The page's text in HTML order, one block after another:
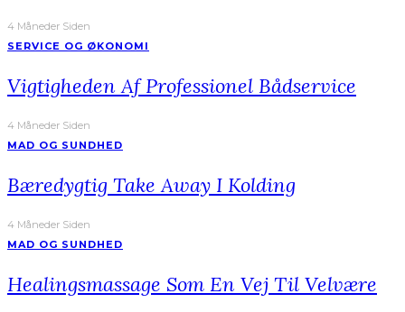
4 Måneder Siden
SERVICE OG ØKONOMI
Vigtigheden Af Professionel Bådservice
4 Måneder Siden
MAD OG SUNDHED
Bæredygtig Take Away I Kolding
4 Måneder Siden
MAD OG SUNDHED
Healingsmassage Som En Vej Til Velvære